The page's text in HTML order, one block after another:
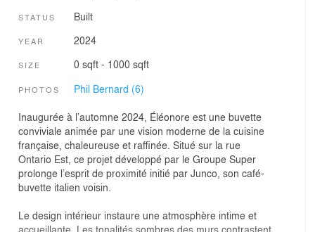
STATUS Built
YEAR 2024
SIZE 0 sqft - 1000 sqft
PHOTOS Phil Bernard (6)
Inaugurée à l’automne 2024, Éléonore est une buvette
conviviale animée par une vision moderne de la cuisine
française, chaleureuse et raffinée. Situé sur la rue
Ontario Est, ce projet développé par le Groupe Super
prolonge l’esprit de proximité initié par Junco, son café-
buvette italien voisin.
Le design intérieur instaure une atmosphère intime et